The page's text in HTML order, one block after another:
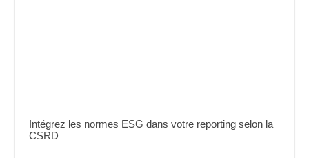
Intégrez les normes ESG dans votre reporting selon la
CSRD